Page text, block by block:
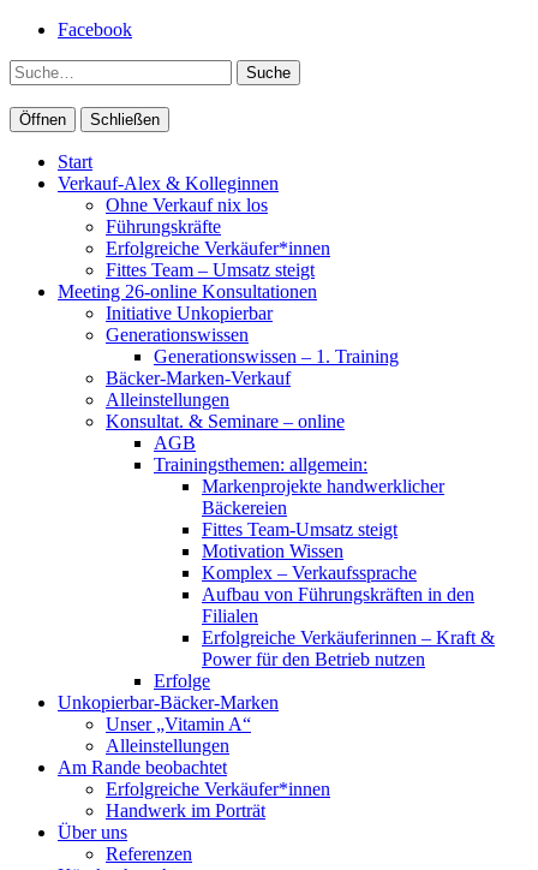
Facebook
Suche
Öffnen Schließen
Start
Verkauf-Alex & Kolleginnen
Ohne Verkauf nix los
Führungskräfte
Erfolgreiche Verkäufer*innen
Fittes Team – Umsatz steigt
Meeting 26-online Konsultationen
Initiative Unkopierbar
Generationswissen
Generationswissen – 1. Training
Bäcker-Marken-Verkauf
Alleinstellungen
Konsultat. & Seminare – online
AGB
Trainingsthemen: allgemein:
Markenprojekte handwerklicher
Bäckereien
Fittes Team-Umsatz steigt
Motivation Wissen
Komplex – Verkaufssprache
Aufbau von Führungskräften in den
Filialen
Erfolgreiche Verkäuferinnen – Kraft &
Power für den Betrieb nutzen
Erfolge
Unkopierbar-Bäcker-Marken
Unser „Vitamin A“
Alleinstellungen
Am Rande beobachtet
Erfolgreiche Verkäufer*innen
Handwerk im Porträt
Über uns
Referenzen